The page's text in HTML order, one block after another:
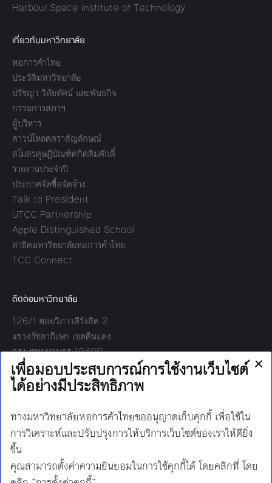
Harbour.Space Institute of Technology
เกี่ยวกับมหาวิทยาลัย
หอการค้าไทย
ประวัติมหาวิทยาลัย
ปรัชญา วิสัยทัศน์ และพันธกิจ
กรรมการสภาฯ
ผู้บริหาร
ดาวน์โหลดตราสัญลักษณ์
สโมสรดุษฎีบัณฑิตกิตติมศักดิ์
รายงานประจำปี
ประกาศจัดซื้อจัดจ้าง
Talk to President
UTCC Partnership
Apple Distinguished School
สาธิตมหาวิทยาลัยหอการค้าไทย
TCC Connect
ติดต่อมหาวิทยาลัย
126/1 ซอยวิภาวดีรังสิต 2
แขวงรัชดาภิเษก เขตดินแดง
กรุงเทพมหานคร 10400
โทร:
02-697-6000
เวลาทำการ:
8.30 - 17.00
Find us on:
Facebook
TwitterYouTube
Instagram
LineMail